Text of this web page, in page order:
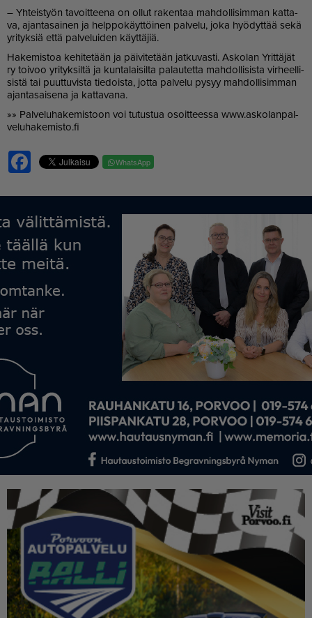
– Yh­teis­työn ta­voit­tee­na on ol­lut ra­ken­taa mah­dol­li­sim­man kat­ta­
va, ajan­ta­sai­nen ja help­po­käyt­töi­nen pal­ve­lu, joka hyö­dyt­tää sekä
yri­tyk­siä et­tä pal­ve­lui­den käyt­tä­jiä.
Ha­ke­mis­toa ke­hi­te­tään ja päi­vi­te­tään jat­ku­vas­ti. As­ko­lan Yrit­tä­jät
ry toi­voo yri­tyk­sil­tä ja kun­ta­lai­sil­ta pa­lau­tet­ta mah­dol­li­sis­ta vir­heel­li­
sis­tä tai puut­tu­vis­ta tie­dois­ta, jot­ta pal­ve­lu py­syy mah­dol­li­sim­man
ajan­ta­sai­se­na ja kat­ta­va­na.
»» Pal­ve­lu­ha­ke­mis­toon voi tu­tus­tua osoit­tees­sa www.as­ko­lan­pal­
ve­lu­ha­ke­mis­to.fi
Facebook WhatsApp